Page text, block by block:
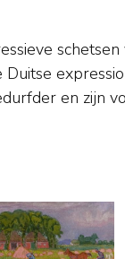
en zijn